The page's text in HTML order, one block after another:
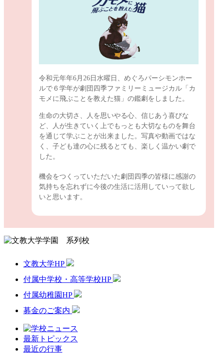
令和元年年6月26日水曜日、めぐろパーシモンホー
ルで６学年が劇団四季ファミリーミュージカル「カ
モメに飛ぶことを教えた猫」の鑑劇をしました。
生命の大切さ、人を思いやる心、信じあう喜びな
ど、人が生きていく上でもっとも大切なものを舞台
を通じて学ぶことが出来ました。写真や動画ではな
く、子ども達の心に残るとても、楽しく温かい劇で
した。
機会をつくっていただいた劇団四季の皆様に感謝の
気持ちを忘れずに今後の生活に活用していって欲し
いと思います。
文教大学HP
付属中学校・高等学校HP
付属幼稚園HP
募金のご案内
最新トピックス
最近の行事